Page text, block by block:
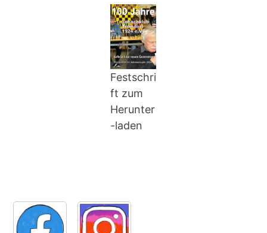
Festschri
ft zum
Herunter
-laden